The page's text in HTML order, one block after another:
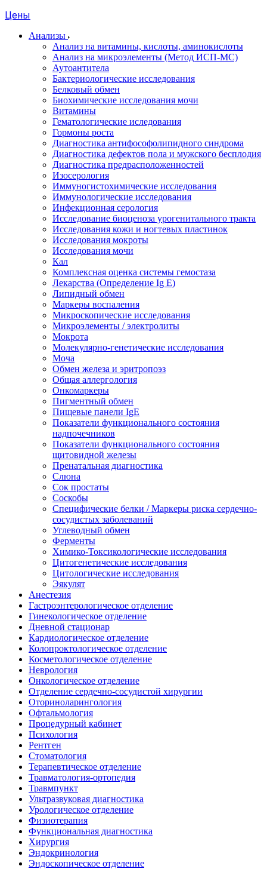
Цены
Анализы
Анализ на витамины, кислоты, аминокислоты
Анализ на микроэлементы (Метод ИСП-МС)
Аутоантитела
Бактериологические исследования
Белковый обмен
Биохимические исследования мочи
Витамины
Гематологические иследования
Гормоны роста
Диагностика антифософолипидного синдрома
Диагностика дефектов пола и мужского бесплодия
Диагностика предрасположенностей
Изосерология
Иммуногистохимические исследования
Иммунологические исследования
Инфекционная серология
Исследование биоценоза урогенитального тракта
Исследования кожи и ногтевых пластинок
Исследования мокроты
Исследования мочи
Кал
Комплексная оценка системы гемостаза
Лекарства (Определение Ig E)
Липидный обмен
Маркеры воспаления
Микроскопические исследования
Микроэлементы / электролиты
Мокрота
Молекулярно-генетические исследования
Моча
Обмен железа и эритропоэз
Общая аллергология
Онкомаркеры
Пигментный обмен
Пищевые панели IgE
Показатели функционального состояния
надпочечников
Показатели функционального состояния
щитовидной железы
Пренатальная диагностика
Слюна
Сок простаты
Соскобы
Специфические белки / Маркеры риска сердечно-
сосудистых заболеваний
Углеводный обмен
Ферменты
Химико-Токсикологические исследования
Цитогенетические исследования
Цитологические исследования
Эякулят
Анестезия
Гастроэнтерологическое отделение
Гинекологическое отделение
Дневной стационар
Кардиологическое отделение
Колопроктологическое отделение
Косметологическое отделение
Неврология
Онкологическое отделение
Отделение сердечно-сосудистой хирургии
Оториноларингология
Офтальмология
Процедурный кабинет
Психология
Рентген
Стоматология
Терапевтическое отделение
Травматология-ортопедия
Травмпункт
Ультразвуковая диагностика
Урологическое отделение
Физиотерапия
Функциональная диагностика
Хирургия
Эндокринология
Эндоскопическое отделение